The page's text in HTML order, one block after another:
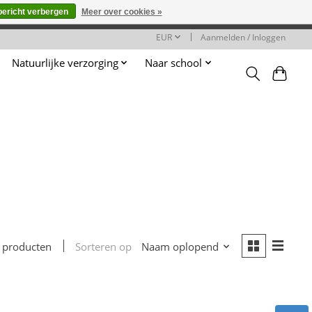
EUR Aanmelden / Inloggen
Natuurlijke verzorging
Naar school
Sorteren op Naam oplopend
verbergen Meer over cookies »
gehonoreerd of verwerkt.